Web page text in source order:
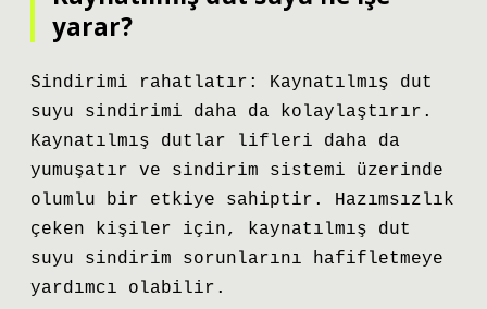
yarar?
Sindirimi rahatlatır: Kaynatılmış dut
suyu sindirimi daha da kolaylaştırır.
Kaynatılmış dutlar lifleri daha da
yumuşatır ve sindirim sistemi üzerinde
olumlu bir etkiye sahiptir. Hazımsızlık
çeken kişiler için, kaynatılmış dut
suyu sindirim sorunlarını hafifletmeye
yardımcı olabilir.